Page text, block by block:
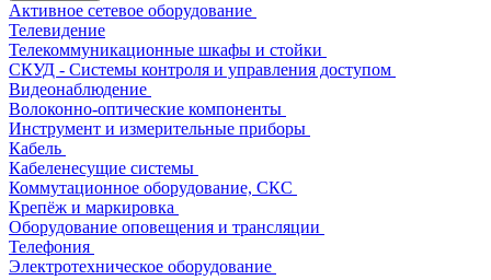
Активное сетевое оборудование
Телевидение
Телекоммуникационные шкафы и стойки
СКУД - Системы контроля и управления доступом
Видеонаблюдение
Волоконно-оптические компоненты
Инструмент и измерительные приборы
Кабель
Кабеленесущие системы
Коммутационное оборудование, СКС
Крепёж и маркировка
Оборудование оповещения и трансляции
Телефония
Электротехническое оборудование